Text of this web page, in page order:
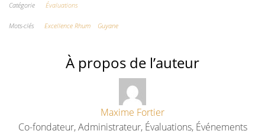
Catégorie Évaluations
Mots-clés Excellence Rhum Guyane
À propos de l’auteur
Maxime Fortier
Co-fondateur, Administrateur, Évaluations, Événements